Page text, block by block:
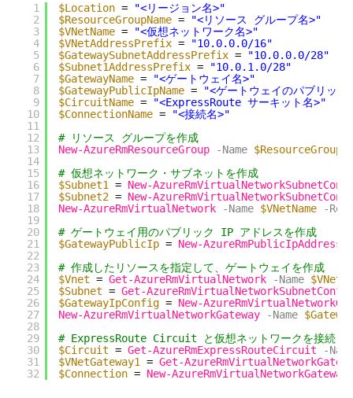
1
2
3
4
5
6
7
8
9
10
11
12
13
14
15
16
17
18
19
20
21
22
23
24
25
26
27
28
29
30
31
32
$Location =
"<リージョン名>"
$ResourceGroupName =
"<リソース グループ名>"
$VNetName =
"<仮想ネットワーク名>"
$VNetAddressPrefix =
"10.0.0.0/16"
$GatewaySubnetAddressPrefix =
"10.0.0.0/28"
$Subnet1AddressPrefix =
"10.0.1.0/28"
$GatewayName =
"<ゲートウェイ名>"
$GatewayPublicIpName =
"<ゲートウェイのパブリッ
$CircuitName =
"<ExpressRoute サーキット名>"
$ConnectionName =
"<接続名>"
# リソース グループを作成
New-AzureRmResourceGroup
-Name
# 仮想ネットワーク・サブネットを作成
$Subnet1
= New-
$Subnet2 = New-
New-AzureRmVirtualNetwork
-Name $VNetName
-
# ゲートウェイ用のパブリック IP アドレスを作成
$GatewayPublicIp = New-AzureRmPublicIpAddress
# 作成したリソースを指定して、ゲートウェイを作成
$Vnet = Get-AzureRmVirtualNetwork -Name
$Subnet = Get-
$GatewayIpConfig = New-
New-AzureRmVirtualNetworkGateway
-Name
# ExpressRoute Circuit と仮想ネットワークを接続
$Circuit = Get-AzureRmExpressRouteCircuit
-
$VNetGateway1
= Get-
$Connection = New-